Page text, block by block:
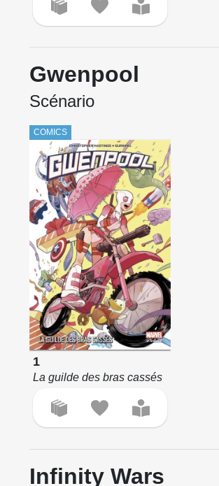
Gwenpool
Scénario
COMICS
1
La guilde des bras cassés
Infinity Wars